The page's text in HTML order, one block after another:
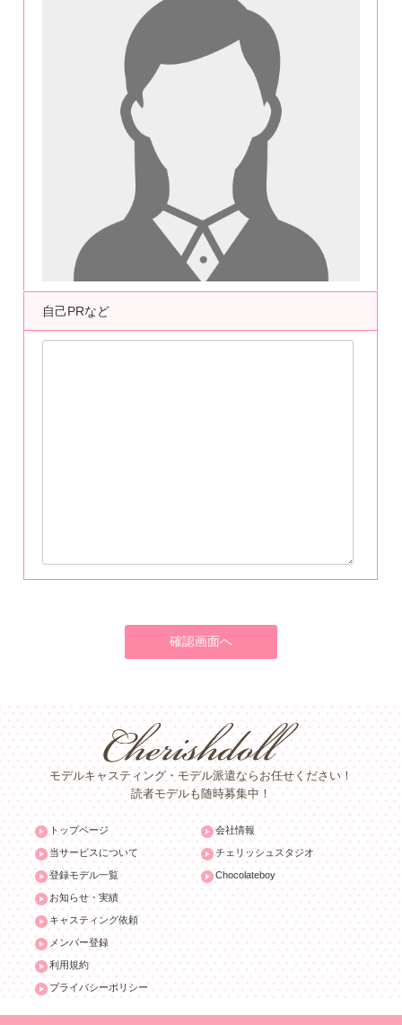
自己PRなど
モデルキャスティング・モデル派遣ならお任せください！
読者モデルも随時募集中！
トップページ
当サービスについて
登録モデル一覧
お知らせ・実績
キャスティング依頼
メンバー登録
利用規約
プライバシーポリシー
会社情報
チェリッシュスタジオ
Chocolateboy